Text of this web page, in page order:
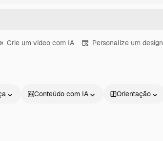
Crie um vídeo com IA Personalize um design
Conteúdo com IA Orientação